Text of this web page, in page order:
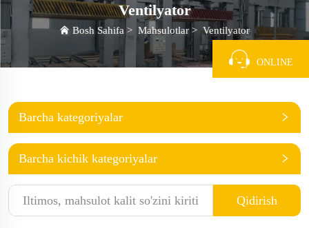
Ventilyator
Bosh Sahifa > Mahsulotlar>Ventilyator
Barcha kategoriyalar
Barcha kichik kategoriyalar
Qidirish
ONLINE